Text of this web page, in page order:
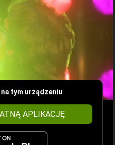
tym urządzeniu
APLIKACJĘ